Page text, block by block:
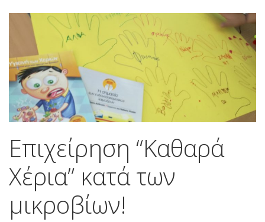
Επιχείρηση “Καθαρά
Χέρια” κατά των
μικροβίων!